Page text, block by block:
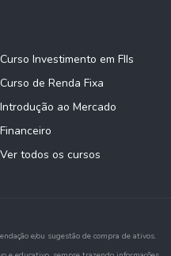
Curso Investimento em FIIs
Curso de Renda Fixa
Introdução ao Mercado
Financeiro
Ver todos os cursos
e/ou sugestão de compra de ativos.